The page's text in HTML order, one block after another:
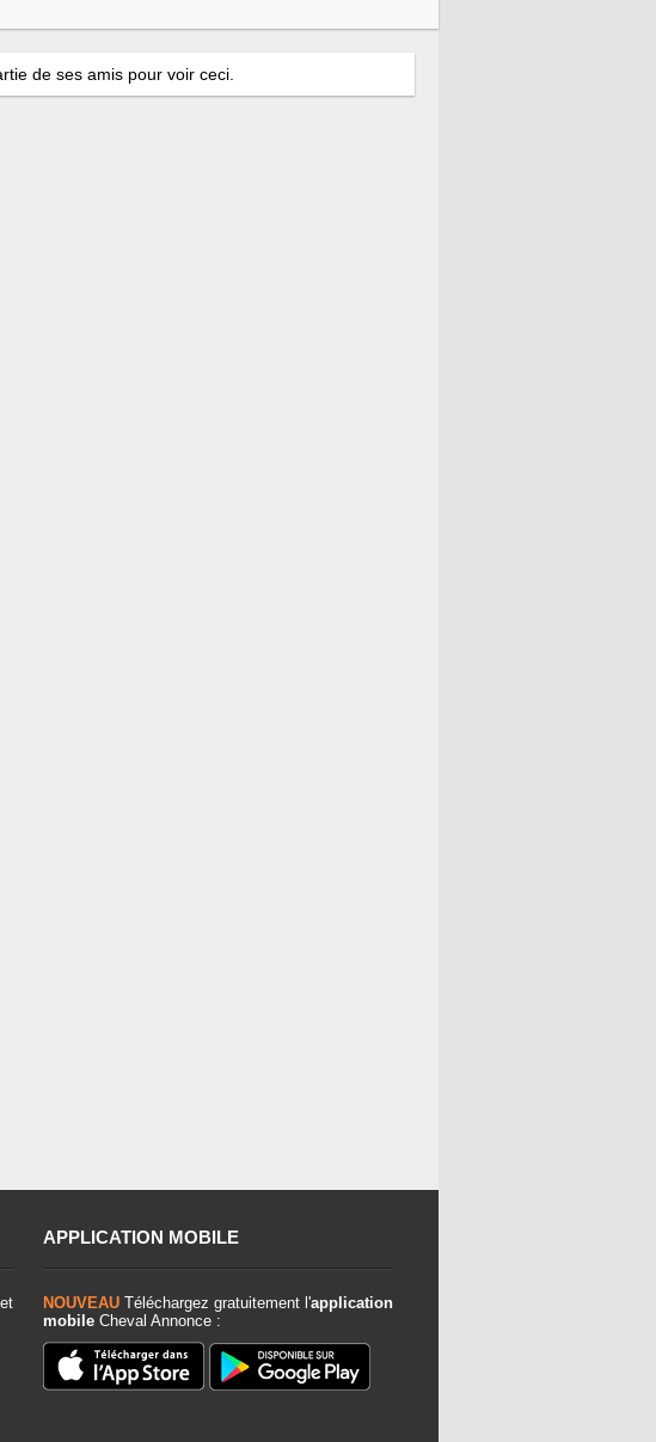
de ses amis pour voir ceci.
APPLICATION MOBILE
NOUVEAU Téléchargez gratuitement l'application
mobile Cheval Annonce :